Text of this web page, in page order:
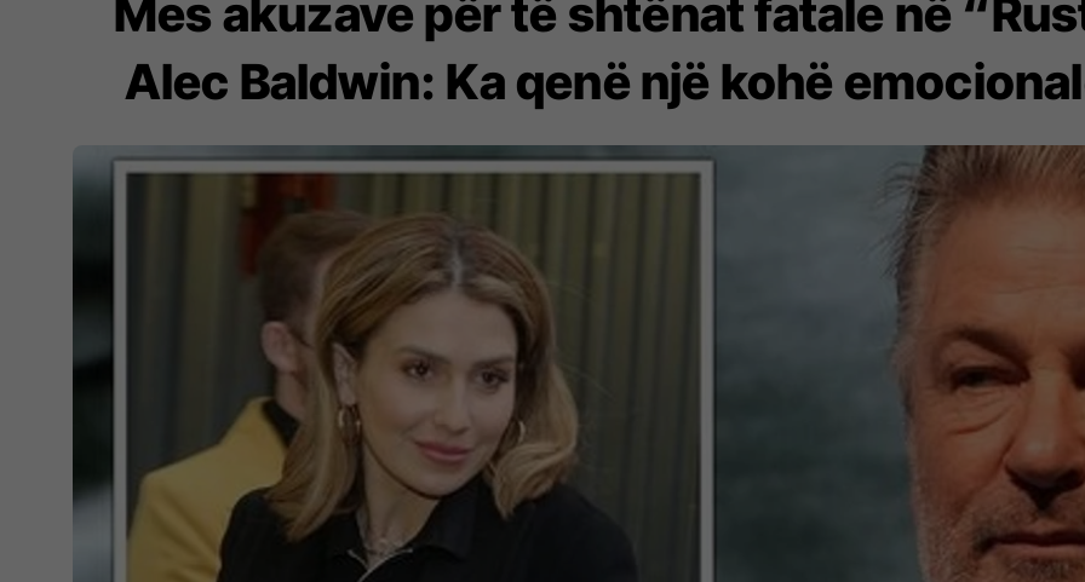
Mes akuzave për të shtënat fatale në
Alec Baldwin: Ka qenë një kohë